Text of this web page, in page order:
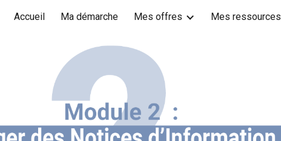
content Skip to navigation
Accueil Ma démarche Mes offres Mes ressources